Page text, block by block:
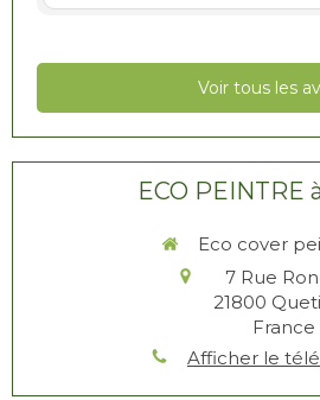
Voir tous les
ECO PEINTRE
Eco cover
7 Rue
21800
France
Afficher le